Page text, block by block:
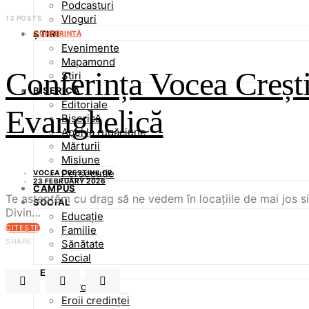
Podcasturi
Vloguri
ȘTIRI
Evenimente
Mapamond
Știri
BISERICĂ
Editoriale
Biserică
Apel la rugăciune
Mărturii
Misiune
Persecuție
CAMPUS
SOCIAL
Educație
Familie
Sănătate
Social
RESURSE
Devoțional
Eroii credinței
13 POSTS
CONFERINTĂ
Conferința Vocea
Evanghelică
VOCEA CREȘTINILOR
23 FEBRUARY 2026
Te asteptăm cu drag să ne vedem în locațiile de mai jos
Divin…
CITEȘTE
SHARE